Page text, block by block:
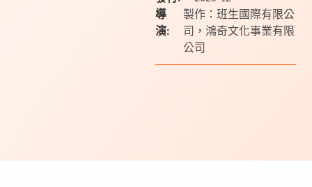
導
演:
製作：班生國際有限公
司，鴻奇文化事業有限
公司